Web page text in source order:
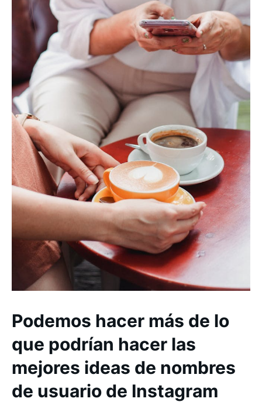
Podemos hacer más de lo
que podrían hacer las
mejores ideas de nombres
de usuario de Instagram